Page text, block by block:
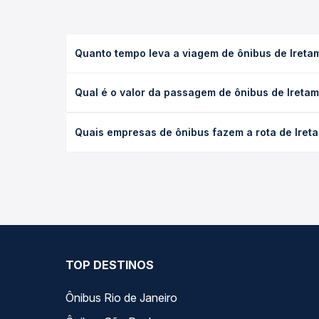
Quanto tempo leva a viagem de ônibus de
(convencional, executivo ou leito) e as condições
Qual é o valor da passagem de ônibus de
empresa, o tipo de poltrona e a antecedência da
Quais empresas de ônibus fazem a rota de
TOP DESTINOS
Ônibus Rio de Janeiro